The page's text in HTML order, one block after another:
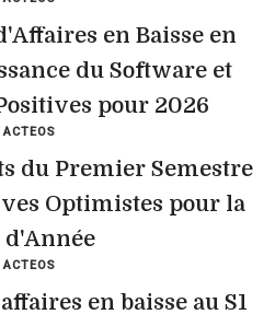
en Baisse en
du Software et
pour 2026
ACTEOS
du Premier Semestre
Optimistes pour la
d'Année
ACTEOS
en baisse au S1